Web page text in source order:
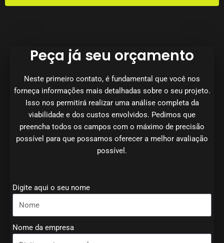
Peça já seu orçamento
Neste primeiro contato, é fundamental que você nos
forneça informações mais detalhadas sobre o seu projeto.
Isso nos permitirá realizar uma análise completa da
viabilidade e dos custos envolvidos. Pedimos que
preencha todos os campos com o máximo de precisão
possível para que possamos oferecer a melhor avaliação
possível.
Digite aqui o seu nome
Nome da empresa